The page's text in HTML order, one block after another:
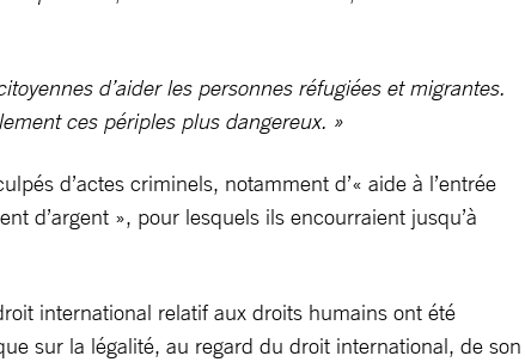
d’aider les personnes réfugiées et migrantes.
ces périples plus dangereux. »
d’actes criminels, notamment d’« aide à l’entrée
d’argent », pour lesquels ils encourraient jusqu’à
international relatif aux droits humains ont été
sur la légalité, au regard du droit international, de son